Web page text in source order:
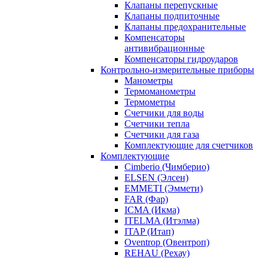
Клапаны перепускные
Клапаны подпиточные
Клапаны предохранительные
Компенсаторы
антивибрационные
Компенсаторы гидроударов
Контрольно-измерительные приборы
Манометры
Термоманометры
Термометры
Счетчики для воды
Счетчики тепла
Счетчики для газа
Комплектующие для счетчиков
Комплектующие
Cimberio (Чимберио)
ELSEN (Элсен)
EMMETI (Эммети)
FAR (Фар)
ICMA (Икма)
ITELMA (Итэлма)
ITAP (Итап)
Oventrop (Овентроп)
REHAU (Рехау)